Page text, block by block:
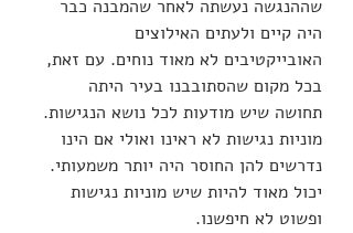
שההנגשה נעשתה לאחר שהמבנה כבר
היה קיים ולעתים האילוצים
האובייקטיבים לא מאוד נוחים. עם זאת,
בכל מקום שהסתובבנו בעיר היתה
תחושה שיש מודעות לכל נושא הנגישות.
מוניות נגישות לא ראינו ואולי אם הינו
נדרשים להן החוסר היה יותר משמעותי.
יכול מאוד להיות שיש מוניות נגישות
ופשוט לא חיפשנו.